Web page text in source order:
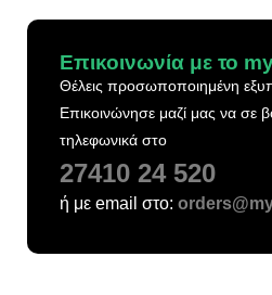
Επικοινωνία με το
Θέλεις προσωποποιημένη
Επικοινώνησε μαζί μας να σε
τηλεφωνικά στο
27410 24 520
ή με email στο: